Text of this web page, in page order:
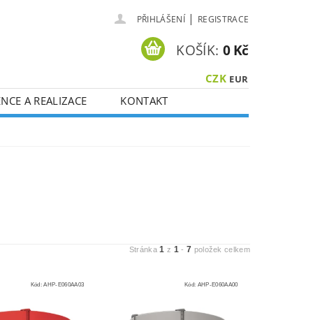
PŘIHLÁŠENÍ | REGISTRACE
CZK EUR
KOŠÍK: 0 Kč
A REALIZACE KONTAKT
Stránka1 z 1 - 7 položek celkem
Kód:AHP-E060AA03 Kód: AHP-E060AA00